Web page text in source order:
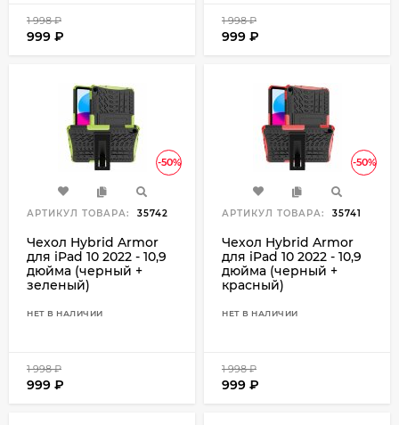
1 998₽
999 ₽
1 998₽
999 ₽
-50%
АРТИКУЛ ТОВАРА: 35742
Чехол Hybrid Armor
для iPad 10 2022 - 10,9
дюйма (черный +
зеленый)
НЕТ В НАЛИЧИИ
1 998₽
999 ₽
-50%
АРТИКУЛ ТОВАРА: 35741
Чехол Hybrid Armor
для iPad 10 2022 - 10,9
дюйма (черный +
красный)
НЕТ В НАЛИЧИИ
1 998₽
999 ₽